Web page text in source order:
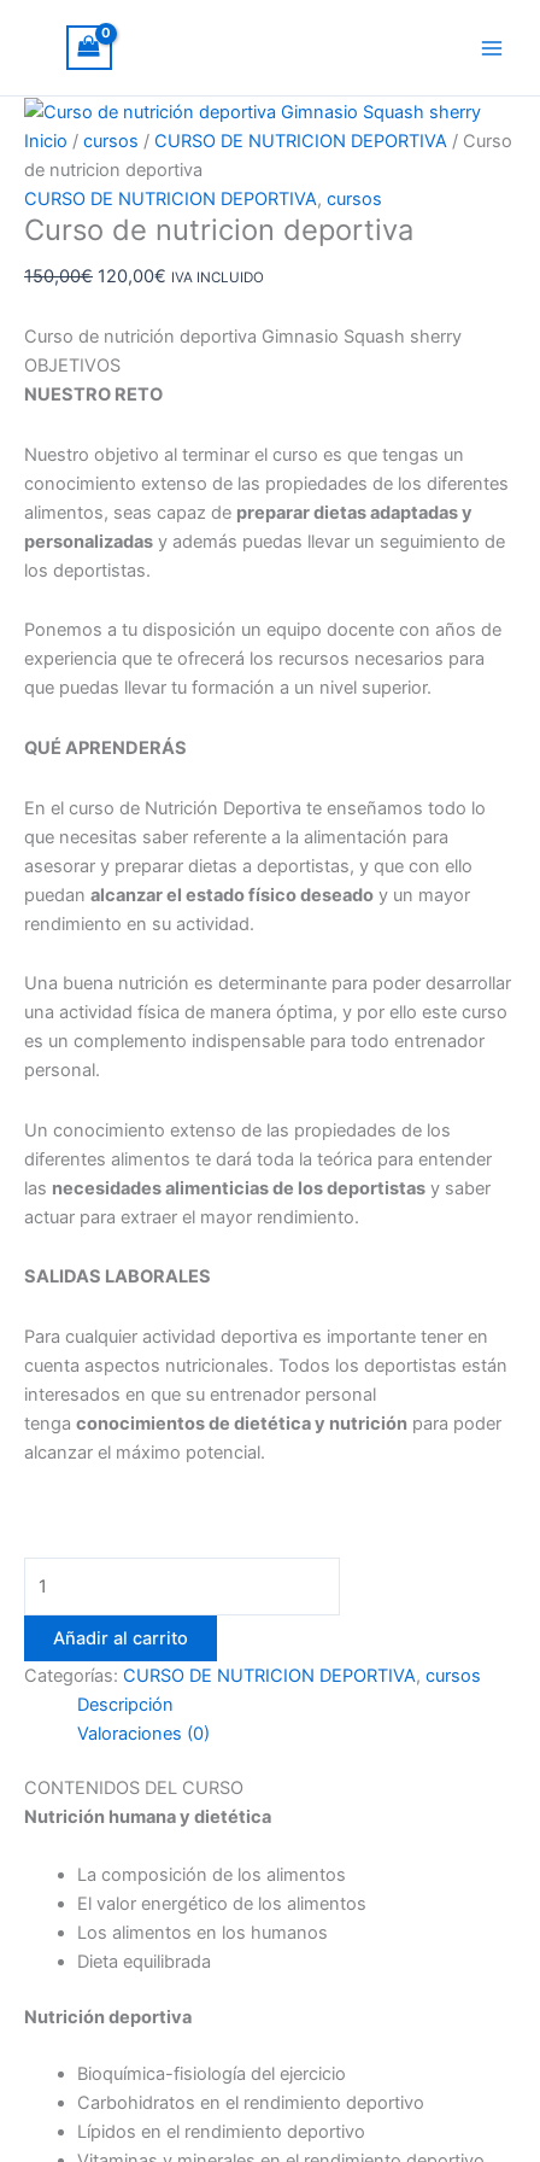
contenido
¡Oferta!
Inicio / cursos / CURSO DE NUTRICION DEPORTIVA / Curso
de nutricion deportiva
CURSO DE NUTRICION DEPORTIVA, cursos
Curso de nutricion deportiva
150,00€
precio
original
era:
150,00€.
120,00€
es:
120,00€.
IVA INCLUIDO
Curso de nutrición deportiva Gimnasio Squash sherry
OBJETIVOS
NUESTRO RETO
Nuestro objetivo al terminar el curso es que tengas un
conocimiento extenso de las propiedades de los diferentes
alimentos, seas capaz de preparar dietas adaptadas y
personalizadas y además puedas llevar un seguimiento de
los deportistas.
Ponemos a tu disposición un equipo docente con años de
experiencia que te ofrecerá los recursos necesarios para
que puedas llevar tu formación a un nivel superior.
QUÉ APRENDERÁS
En el curso de Nutrición Deportiva te enseñamos todo lo
que necesitas saber referente a la alimentación para
asesorar y preparar dietas a deportistas, y que con ello
puedan alcanzar el estado físico deseado y un mayor
rendimiento en su actividad.
Una buena nutrición es determinante para poder desarrollar
una actividad física de manera óptima, y por ello este curso
es un complemento indispensable para todo entrenador
personal.
Un conocimiento extenso de las propiedades de los
diferentes alimentos te dará toda la teórica para entender
las necesidades alimenticias de los deportistas y saber
actuar para extraer el mayor rendimiento.
SALIDAS LABORALES
Para cualquier actividad deportiva es importante tener en
cuenta aspectos nutricionales. Todos los deportistas están
interesados en que su entrenador personal
tenga conocimientos de dietética y nutrición para poder
alcanzar el máximo potencial.
nutricion
deportiva
cantidad
Añadir al carrito
Categorías: CURSO DE NUTRICION DEPORTIVA, cursos
Descripción
Valoraciones (0)
CONTENIDOS DEL CURSO
Nutrición humana y dietética
La composición de los alimentos
El valor energético de los alimentos
Los alimentos en los humanos
Dieta equilibrada
Nutrición deportiva
Bioquímica-fisiología del ejercicio
Carbohidratos en el rendimiento deportivo
Lípidos en el rendimiento deportivo